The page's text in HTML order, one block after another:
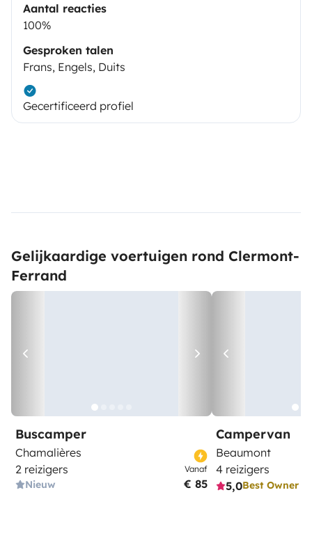
Aantal reacties
100%
Gesproken talen
Frans, Engels, Duits
Gecertificeerd profiel
Gelijkaardige voertuigen rond Clermont-
Ferrand
Buscamper
Chamalières
2 reizigers
Nieuw
Vanaf
€ 85
Campervan
Beaumont
4 reizigers
5,0Best Owner